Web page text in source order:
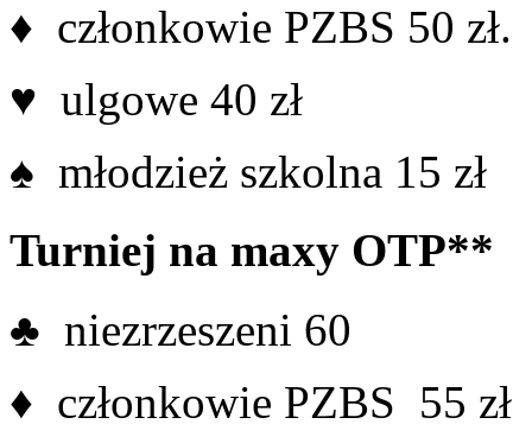
♦ członkowie PZBS 50 zł.
♥ ulgowe 40 zł
♠ młodzież szkolna 15 zł
Turniej na maxy OTP**
♣ niezrzeszeni 60
♦ członkowie PZBS 55 zł